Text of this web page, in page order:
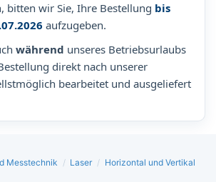
bitten wir Sie, Ihre Bestellung bis
aufzugeben.
während unseres Betriebsurlaubs
direkt nach unserer
bearbeitet und ausgeliefert
Messtechnik / Laser / Horizontal und Vertikal